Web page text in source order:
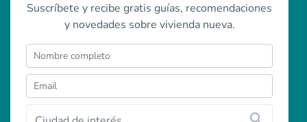
Suscríbete y recibe gratis guías, recomendaciones
y novedades sobre vivienda nueva.